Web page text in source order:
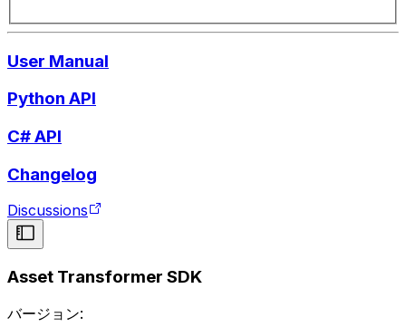
User Manual
Python API
C# API
Changelog
Discussions
Asset Transformer SDK
バージョン: